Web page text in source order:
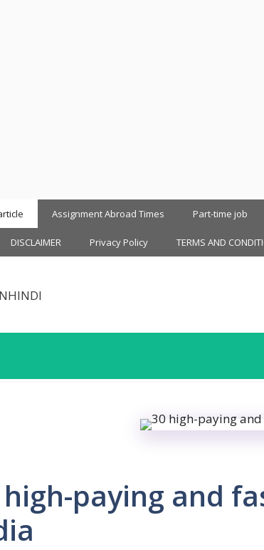
Assignment Abroad Times Part-time job
DISCLAIMER Privacy Policy TERMS AND
paying and